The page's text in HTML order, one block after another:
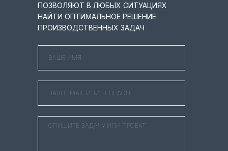
ПОЗВОЛЯЮТ В ЛЮБЫХ СИТУАЦИЯХ
НАЙТИ ОПТИМАЛЬНОЕ РЕШЕНИЕ
ПРОИЗВОДСТВЕННЫХ ЗАДАЧ